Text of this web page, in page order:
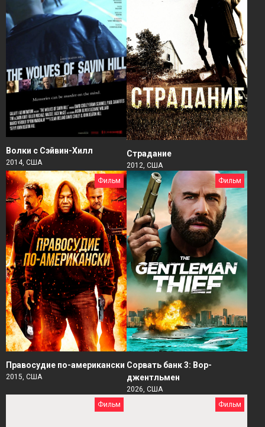
Волки с Сэйвин-Хилл
2014, США
Страдание
2012, США
Фильм
Правосудие по-американски
2015, США
Фильм
Сорвать банк 3: Вор-
джентльмен
2026, США
Фильм
Фильм